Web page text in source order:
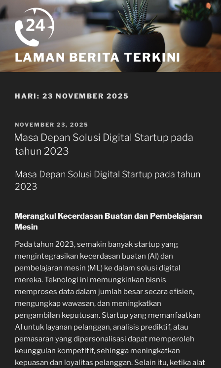
Skip
to
content
LAMAN BERITA TERKINI
HARI: 23 NOVEMBER 2025
POSTED
ON
NOVEMBER 23, 2025
Masa Depan Solusi Digital Startup pada
tahun 2023
Masa Depan Solusi Digital Startup pada tahun
2023
Merangkul Kecerdasan Buatan dan Pembelajaran
Mesin
Pada tahun 2023, semakin banyak startup yang
mengintegrasikan kecerdasan buatan (AI) dan
pembelajaran mesin (ML) ke dalam solusi digital
mereka. Teknologi ini memungkinkan bisnis
memproses data dalam jumlah besar secara efisien,
mengungkap wawasan, dan meningkatkan
pengambilan keputusan. Startup yang memanfaatkan
AI untuk layanan pelanggan, analisis prediktif, atau
pemasaran yang dipersonalisasi dapat memperoleh
keunggulan kompetitif, sehingga meningkatkan
kepuasan dan loyalitas pelanggan. Selain itu, ketika alat